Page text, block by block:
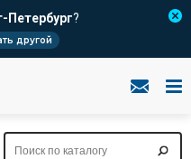
Петербург?
другой